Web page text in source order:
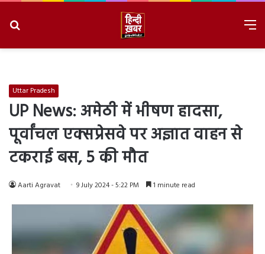
Uttar Pradesh
UP News: अमेठी में भीषण हादसा,
पूर्वांचल एक्सप्रेसवे पर अज्ञात वाहन से
टकराई बस, 5 की मौत
Aarti Agravat 9 July 2024 - 5:22 PM 1 minute read